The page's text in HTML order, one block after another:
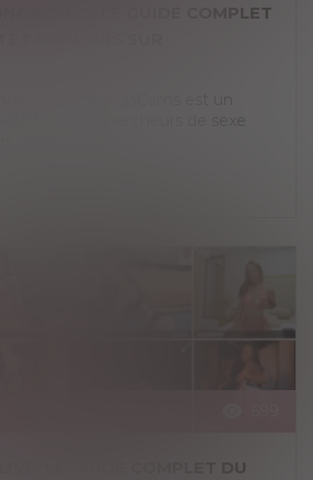
LE GUIDE COMPLET
MON AVIS SUR
? BongaCams est un
tous les chercheurs de sexe
LE GUIDE COMPLET DU